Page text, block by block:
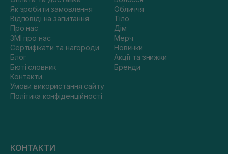
Як зробити замовлення
Відповіді на запитання
Про нас
ЗМІ про нас
Сертифікати та нагороди
Блог
Бюті словник
Контакти
Умови використання сайту
Політика конфіденційності
Обличчя
Тіло
Дім
Мерч
Новинки
Акції та знижки
Бренди
КОНТАКТИ